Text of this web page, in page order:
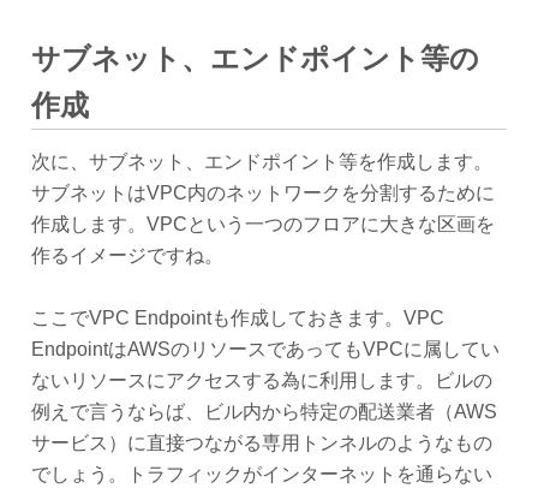
サブネット、エンドポイント等の
作成
次に、サブネット、エンドポイント等を作成します。
サブネットはVPC内のネットワークを分割するために
作成します。VPCという一つのフロアに大きな区画を
作るイメージですね。
ここでVPC Endpointも作成しておきます。VPC
EndpointはAWSのリソースであってもVPCに属してい
ないリソースにアクセスする為に利用します。ビルの
例えで言うならば、ビル内から特定の配送業者（AWS
サービス）に直接つながる専用トンネルのようなもの
でしょう。トラフィックがインターネットを通らない